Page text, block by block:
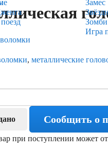
Замес
Игра
, металлические
Сообщить о
при поступлении может